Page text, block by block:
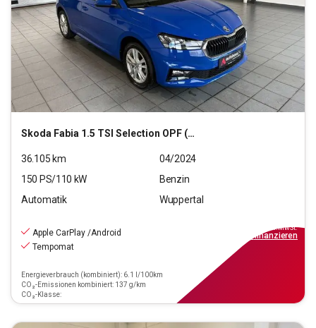
Skoda Fabia 1.5 TSI Selection OPF (EURO 6e)
36.105 km
04/2024
150 PS/110 kW
Benzin
Automatik
Wuppertal
Apple CarPlay /Android
Tempomat
Energieverbrauch (kombiniert): 6.1 l/100km
CO₂-Emissionen kombiniert: 137 g/km
CO₂-Klasse:
inkl.MwSt.
finanzieren